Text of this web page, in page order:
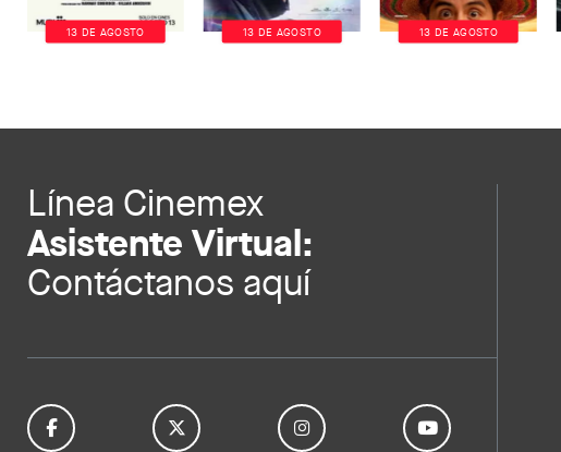
13 DE AGOSTO 13 DE AGOSTO 13 DE AGOSTO
Línea Cinemex
Asistente Virtual:
Contáctanos aquí